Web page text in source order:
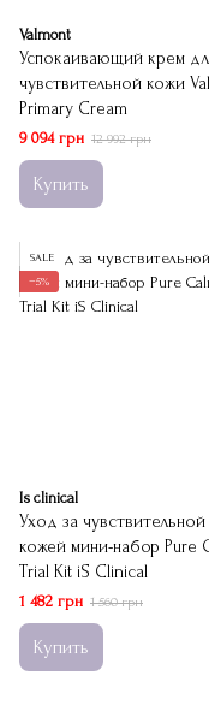
Valmont
Успокаивающий крем
чувствительной кожи
Primary Cream
9 094 грн 12 992 грн
Купить
SALE
−5%
Is clinical
Уход за чувствительной
кожей мини-набор Pure
Trial Kit iS Clinical
1 482 грн 1 560 грн
Купить